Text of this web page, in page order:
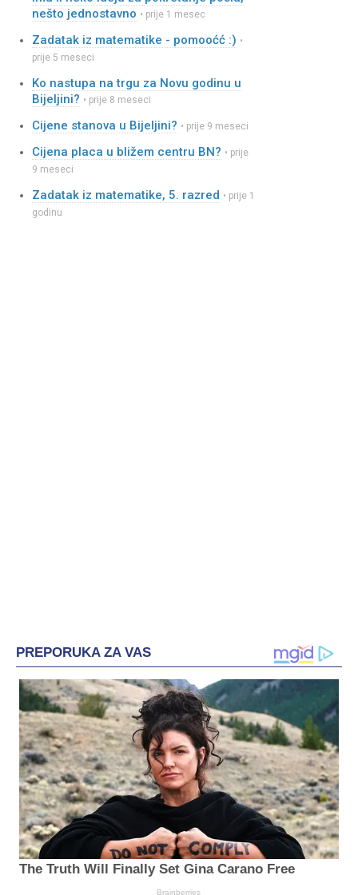
nešto jednostavno • prije 1 mesec
Zadatak iz matematike - pomooćć :) •
prije 5 meseci
Ko nastupa na trgu za Novu godinu u
Bijeljini? • prije 8 meseci
Cijene stanova u Bijeljini? • prije 9 meseci
Cijena placa u bližem centru BN? • prije
9 meseci
Zadatak iz matematike, 5. razred • prije 1
godinu